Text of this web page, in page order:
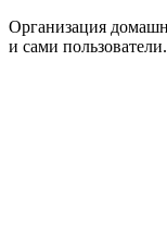
Организация
и сами